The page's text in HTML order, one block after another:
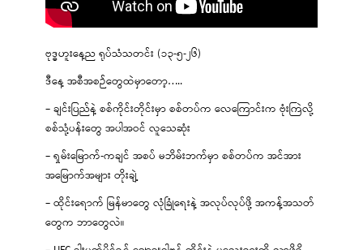
ဗုဒ္ဓဟူးနေ့ည ရုပ်သံသတင်း (၁၃-၅-၂၆)
ဒီနေ့ အစီအစဉ်တွေထဲမှာတော့…..
– ချင်းပြည်နဲ့ စစ်ကိုင်းတိုင်းမှာ စစ်တပ်က လေကြောင်းက ဗုံးကြဲလို့
စစ်သုံ့ပန်းတွေ အပါအဝင် လူသေဆုံး
– ရှမ်းမြောက်-ကချင် အစပ် မဘိမ်းဘက်မှာ စစ်တပ်က အင်အား
အမြောက်အများ တိုးချဲ့
– ထိုင်းရောက် မြန်မာတွေ လုံခြုံရေးနဲ့ အလုပ်လုပ်ဖို့ အကန့်အသတ်
တွေက ဘာတွေလဲ။